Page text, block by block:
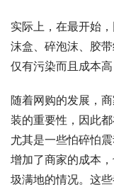
实际上，在最开始
沫盒、碎泡沫、胶
仅有污染而且成本高
随着网购的发展，
装的重要性，因此
尤其是一些怕碎怕
增加了商家的成本
圾满地的情况。这